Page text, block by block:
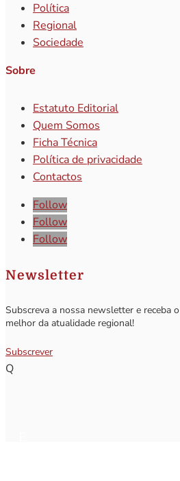
Política
Regional
Sociedade
Sobre
Estatuto Editorial
Quem Somos
Ficha Técnica
Política de privacidade
Contactos
Follow
Follow
Follow
Newsletter
Subscreva a nossa newsletter e receba o
melhor da atualidade regional!
Subscrever
Q